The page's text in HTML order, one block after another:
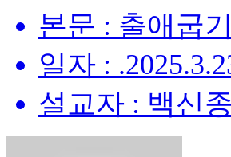
본문 : 출애굽
일자 :
설교자 : 백신